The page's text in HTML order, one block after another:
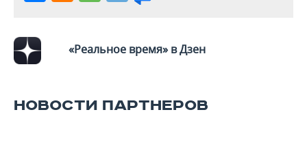
«Реальное время» в Дзен
НОВОСТИ ПАРТНЕРОВ